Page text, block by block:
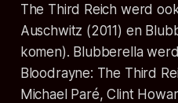
The Third Reich werd
Auschwitz (2011) en
komen). Blubberella
Bloodrayne: The Third
Michael Paré, Clint